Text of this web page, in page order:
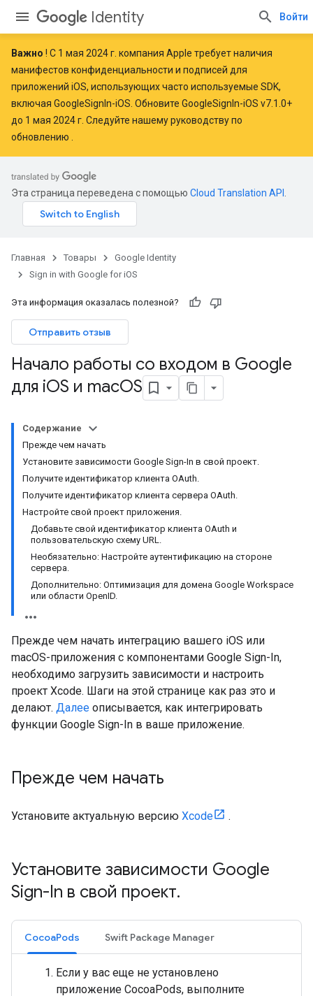
Identity Войти
Важно ! С 1 мая 2024 г. компания Apple требует наличия
манифестов конфиденциальности и подписей для
приложений iOS, использующих часто используемые SDK,
включая GoogleSignIn-iOS. Обновите GoogleSignIn-iOS v7.1.0+
до 1 мая 2024 г. Следуйте нашему руководству по
обновлению
Эта страница переведена с помощью Cloud Translation API
Главная Товары
Google Identity
Sign in with Google for iOS
Эта информация оказалась полезной?
Отправить отзыв
Начало работы со входом в Google
для iOS и macOS
Содержание
Прежде чем начать
Установите зависимости Google Sign-In в свой проект.
Получите идентификатор клиента OAuth.
Получите идентификатор клиента сервера OAuth.
Настройте свой проект приложения.
Добавьте свой идентификатор клиента OAuth и
пользовательскую схему URL.
Необязательно: Настройте аутентификацию на стороне
сервера.
Дополнительно: Оптимизация для домена Google Workspace
или области OpenID.
Прежде чем начать интеграцию вашего iOS или
macOS-приложения с компонентами Google Sign-In,
необходимо загрузить зависимости и настроить
проект Xcode. Шаги на этой странице как раз это и
делают. Далее описывается, как интегрировать
функции Google Sign-In в ваше приложение.
Прежде чем начать
Установите актуальную версию Xcode .
Установите зависимости Google
Sign-In в свой проект.
CocoaPods Swift Package Manager
Если у вас еще не установлено
приложение CocoaPods, выполните